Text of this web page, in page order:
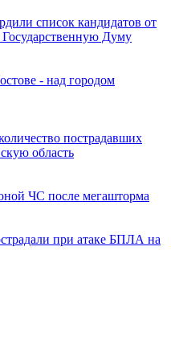
список кандидатов от
Думу
- над городом
пострадавших
область
ЧС после мегашторма
при атаке БПЛА на